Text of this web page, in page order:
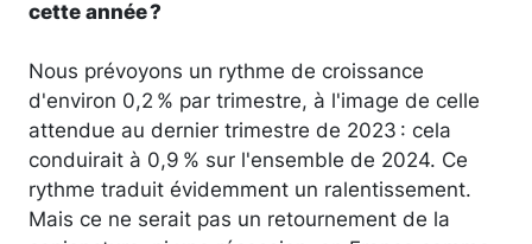
cette année ?
Nous prévoyons un rythme de croissance
d'environ 0,2 % par trimestre, à l'image de celle
attendue au dernier trimestre de 2023 : cela
conduirait à 0,9 % sur l'ensemble de 2024. Ce
rythme traduit évidemment un ralentissement.
Mais ce ne serait pas un retournement de la